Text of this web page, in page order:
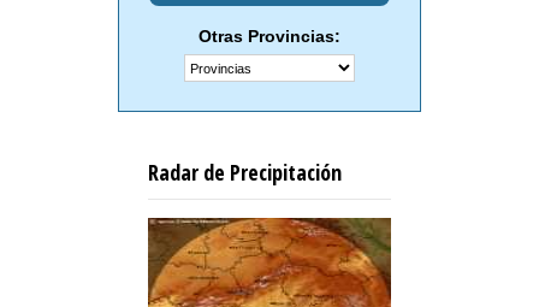
Otras Provincias:
Radar de Precipitación